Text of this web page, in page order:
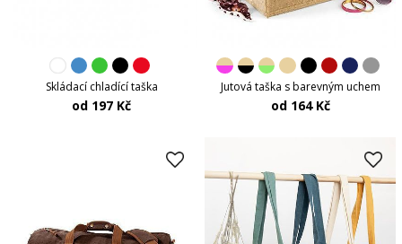
Skládací chladící taška
od 197 Kč
Jutová taška s barevným uchem
od 164 Kč